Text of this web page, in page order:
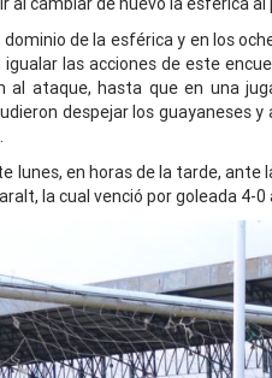
de la esférica y en los
las acciones de este
al ataque, hasta que en una
despejar los guayaneses
lunes, en horas de la tarde, ante
la cual venció por goleada 4-0